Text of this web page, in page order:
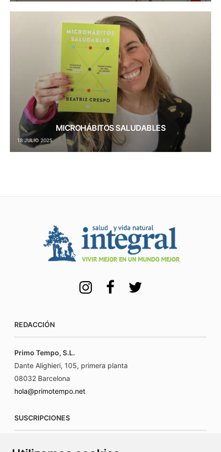
MICROHÁBITOS SALUDABLES
18 JULIO 2025
REDACCIÓN
Primo Tempo, S.L.
Dante Alighieri, 105, primera planta
08032 Barcelona
hola@primotempo.net
SUSCRIPCIONES